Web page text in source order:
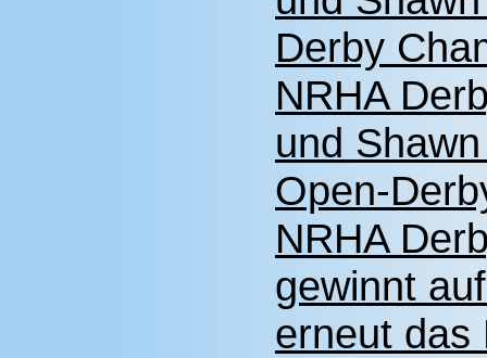
Derby
NRHA
und
Open-
NRHA
gewinnt
erneut das